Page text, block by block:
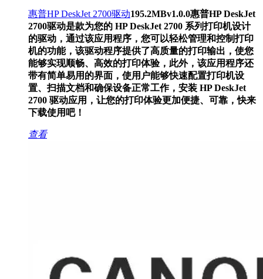
惠普HP DeskJet 2700驱动195.2MBv1.0.0惠普HP DeskJet
2700驱动是款为您的 HP DeskJet 2700 系列打印机设计
的驱动，通过该应用程序，您可以轻松管理和控制打印
机的功能，该驱动程序提供了高质量的打印输出，使您
能够实现顺畅、高效的打印体验，此外，该应用程序还
带有简单易用的界面，使用户能够快速配置打印机设
置、扫描文档和确保设备正常工作，安装 HP DeskJet
2700 驱动应用，让您的打印体验更加便捷、可靠，快来
下载使用吧！
查看